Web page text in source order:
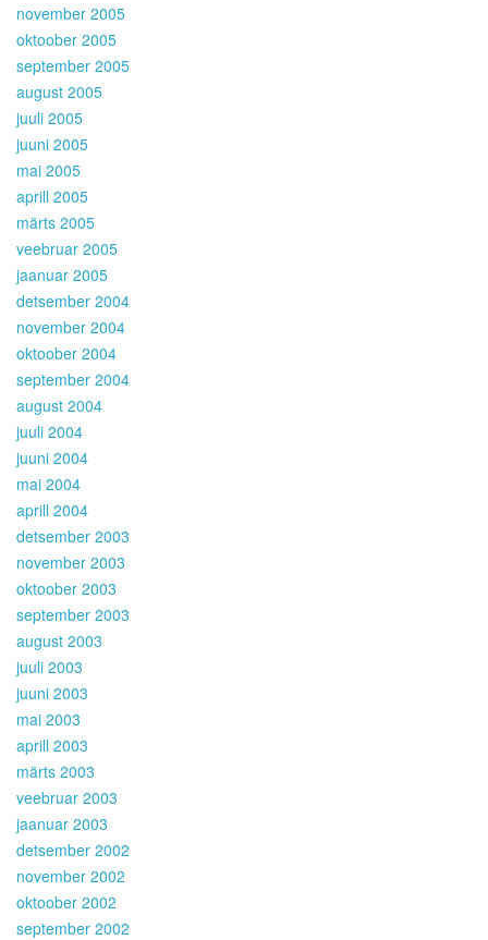
november 2005
oktoober 2005
september 2005
august 2005
juuli 2005
juuni 2005
mai 2005
aprill 2005
märts 2005
veebruar 2005
jaanuar 2005
detsember 2004
november 2004
oktoober 2004
september 2004
august 2004
juuli 2004
juuni 2004
mai 2004
aprill 2004
detsember 2003
november 2003
oktoober 2003
september 2003
august 2003
juuli 2003
juuni 2003
mai 2003
aprill 2003
märts 2003
veebruar 2003
jaanuar 2003
detsember 2002
november 2002
oktoober 2002
september 2002